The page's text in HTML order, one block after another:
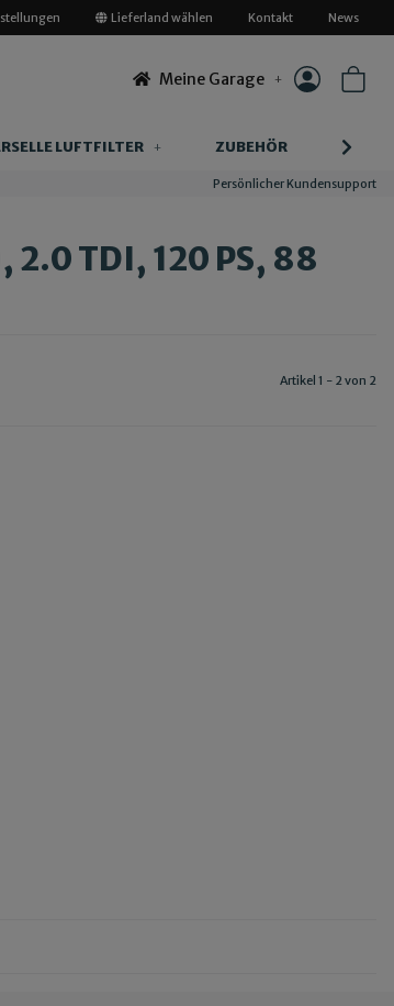
Lieferland wählen Kontakt News
Meine Garage
LUFTFILTER ZUBEHÖR
Persönlicher Kundensupport
2.0 TDI, 120 PS, 88
Artikel 1 - 2 von 2